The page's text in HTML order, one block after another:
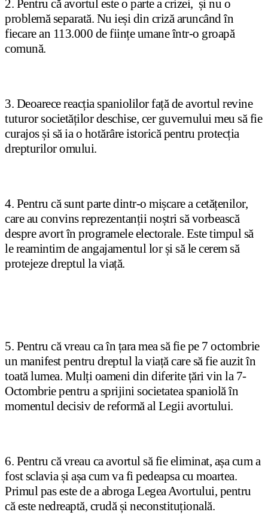
2. Pentru că avortul este o parte a crizei, și nu o
problemă separată. Nu ieși din criză aruncând în
fiecare an 113.000 de ființe umane într-o groapă
comună.
3. Deoarece reacția spaniolilor față de avortul revine
tuturor societăților deschise, cer guvernului meu să fie
curajos și să ia o hotărâre istorică pentru protecția
drepturilor omului.
4. Pentru că sunt parte dintr-o mișcare a cetățenilor,
care au convins reprezentanții noștri să vorbească
despre avort în programele electorale. Este timpul să
le reamintim de angajamentul lor și să le cerem să
protejeze dreptul la viață.
5. Pentru că vreau ca în țara mea să fie pe 7 octombrie
un manifest pentru dreptul la viață care să fie auzit în
toată lumea. Mulți oameni din diferite țări vin la 7-
Octombrie pentru a sprijini societatea spaniolă în
momentul decisiv de reformă al Legii avortului.
6. Pentru că vreau ca avortul să fie eliminat, așa cum a
fost sclavia și așa cum va fi pedeapsa cu moartea.
Primul pas este de a abroga Legea Avortului, pentru
că este nedreaptă, crudă și neconstituțională.